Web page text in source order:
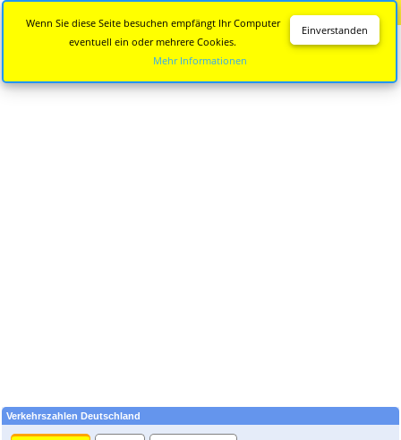
Verkehrszahlen Deutschland
Einverstanden
Wenn Sie diese Seite besuchen empfängt Ihr Computer
eventuell ein oder mehrere Cookies.
Mehr Informationen